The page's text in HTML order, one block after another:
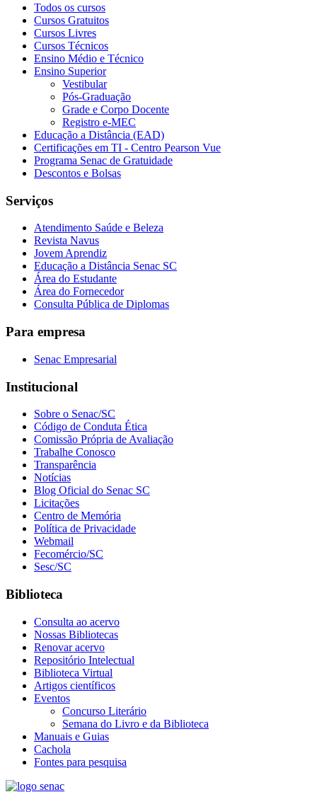
Todos os cursos
Cursos Gratuitos
Cursos Livres
Cursos Técnicos
Ensino Médio e Técnico
Ensino Superior
Vestibular
Pós-Graduação
Grade e Corpo Docente
Registro e-MEC
Educação a Distância (EAD)
Certificações em TI - Centro Pearson Vue
Programa Senac de Gratuidade
Descontos e Bolsas
Serviços
Atendimento Saúde e Beleza
Revista Navus
Jovem Aprendiz
Educação a Distância Senac SC
Área do Estudante
Área do Fornecedor
Consulta Pública de Diplomas
Para empresa
Senac Empresarial
Institucional
Sobre o Senac/SC
Código de Conduta Ética
Comissão Própria de Avaliação
Trabalhe Conosco
Transparência
Notícias
Blog Oficial do Senac SC
Licitações
Centro de Memória
Política de Privacidade
Webmail
Fecomércio/SC
Sesc/SC
Biblioteca
Consulta ao acervo
Nossas Bibliotecas
Renovar acervo
Repositório Intelectual
Biblioteca Virtual
Artigos científicos
Eventos
Concurso Literário
Semana do Livro e da Biblioteca
Manuais e Guias
Cachola
Fontes para pesquisa